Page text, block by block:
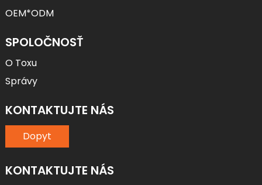
OEM*ODM
SPOLOČNOSŤ
O Toxu
Správy
KONTAKTUJTE NÁS
Dopyt
KONTAKTUJTE NÁS